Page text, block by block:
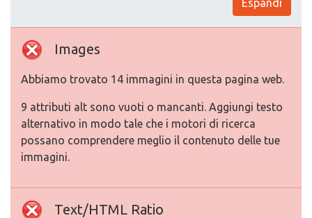
Espandi
Images
Abbiamo trovato 14 immagini in questa pagina web.
9 attributi alt sono vuoti o mancanti. Aggiungi testo
alternativo in modo tale che i motori di ricerca
possano comprendere meglio il contenuto delle tue
immagini.
Text/HTML Ratio